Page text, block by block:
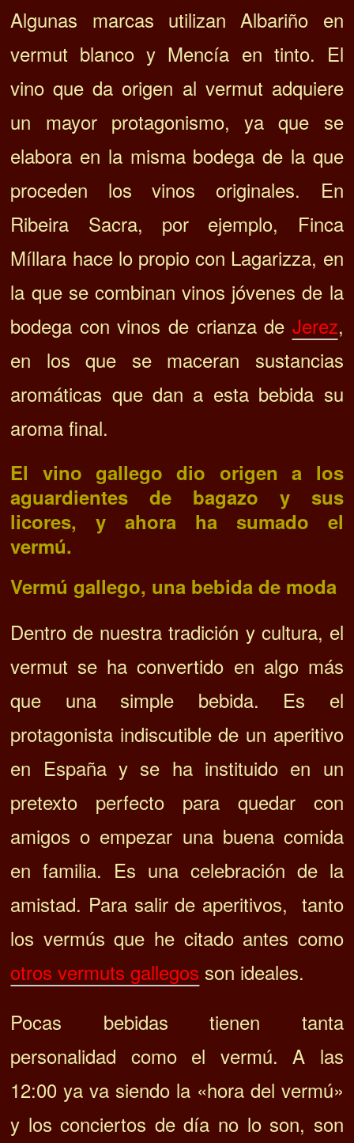
Algunas marcas utilizan Albariño en
vermut blanco y Mencía en tinto. El
vino que da origen al vermut adquiere
un mayor protagonismo, ya que se
elabora en la misma bodega de la que
proceden los vinos originales. En
Ribeira Sacra, por ejemplo, Finca
Míllara hace lo propio con Lagarizza, en
la que se combinan vinos jóvenes de la
bodega con vinos de crianza de Jerez,
en los que se maceran sustancias
aromáticas que dan a esta bebida su
aroma final.
El vino gallego dio origen a los
aguardientes de bagazo y sus
licores, y ahora ha sumado el
vermú.
Vermú gallego, una bebida de moda
Dentro de nuestra tradición y cultura, el
vermut se ha convertido en algo más
que una simple bebida. Es el
protagonista indiscutible de un aperitivo
en España y se ha instituido en un
pretexto perfecto para quedar con
amigos o empezar una buena comida
en familia. Es una celebración de la
amistad. Para salir de aperitivos, tanto
los vermús que he citado antes como
otros vermuts gallegos son ideales.
Pocas bebidas tienen tanta
personalidad como el vermú. A las
12:00 ya va siendo la «hora del vermú»
y los conciertos de día no lo son, son